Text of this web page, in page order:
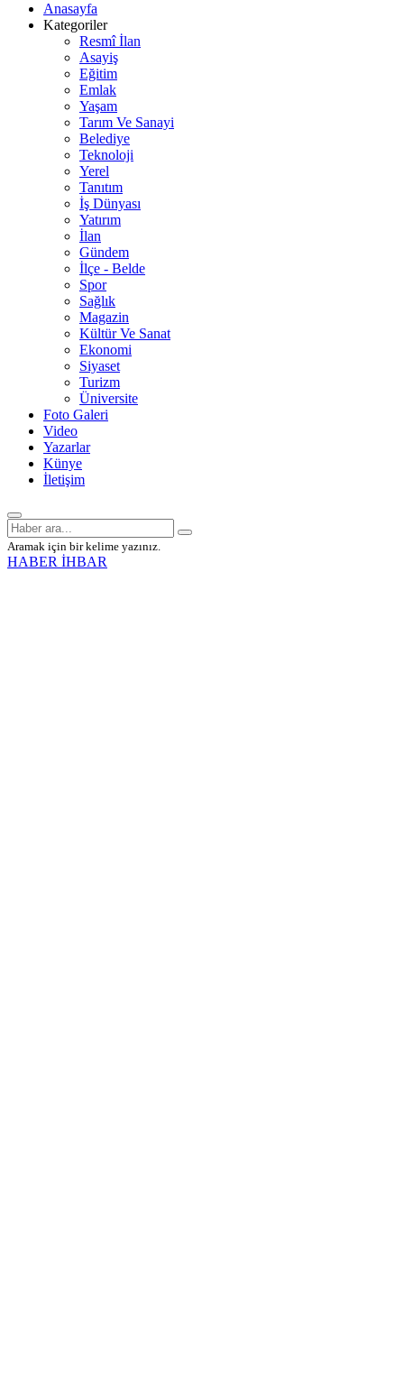
Anasayfa
Kategoriler
Resmî İlan
Asayiş
Eğitim
Emlak
Yaşam
Tarım Ve Sanayi
Belediye
Teknoloji
Yerel
Tanıtım
İş Dünyası
Yatırım
İlan
Gündem
İlçe - Belde
Spor
Sağlık
Magazin
Kültür Ve Sanat
Ekonomi
Siyaset
Turizm
Üniversite
Foto Galeri
Video
Yazarlar
Künye
İletişim
Aramak için bir kelime yazınız.
HABER İHBAR